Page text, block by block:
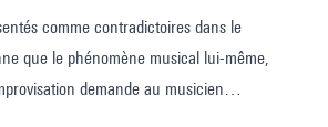
comme contradictoires dans le
que le phénomène musical lui-même,
demande au musicien